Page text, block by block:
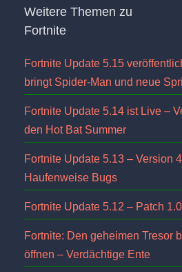
Weitere Themen zu
Fortnite
Fortnite Update 5.15
bringt Spider-Man und neue
Fortnite Update 5.14 ist Live –
den Hot Bat Summer
Fortnite Update 5.13 – Version
Haufenweise Bugs
Fortnite Update 5.12 – Patch
Fortnite: Den geheimen Tresor
öffnen – Verdächtige Ente